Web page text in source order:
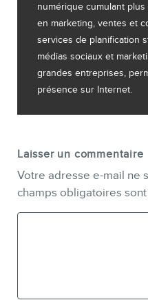
numérique cumulant
en marketing, ventes et
services de planification
médias sociaux et
grandes entreprises,
présence sur Internet.
Laisser un commentaire
Votre adresse e-mail ne
champs obligatoires